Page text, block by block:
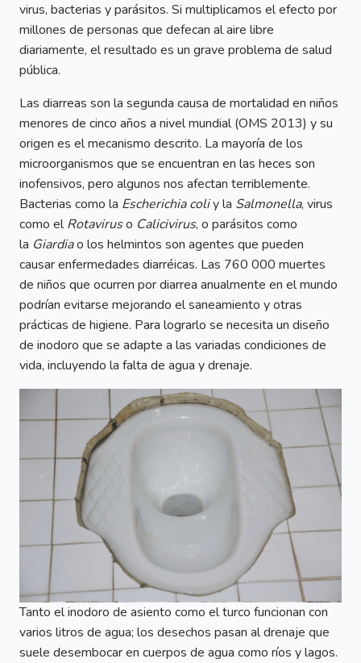
virus, bacterias y parásitos. Si multiplicamos el efecto por
millones de personas que defecan al aire libre
diariamente, el resultado es un grave problema de salud
pública.
Las diarreas son la segunda causa de mortalidad en niños
menores de cinco años a nivel mundial (OMS 2013) y su
origen es el mecanismo descrito. La mayoría de los
microorganismos que se encuentran en las heces son
inofensivos, pero algunos nos afectan terriblemente.
Bacterias como la Escherichia coliy la Salmonella, virus
como elRotaviruso Calicivirus, o parásitos como
la Giardiao los helmintos son agentes que pueden
causar enfermedades diarréicas. Las 760 000 muertes
de niños que ocurren por diarrea anualmente en el mundo
podrían evitarse mejorando el saneamiento y otras
prácticas de higiene. Para lograrlo se necesita un diseño
de inodoro que se adapte a las variadas condiciones de
vida, incluyendo la falta de agua y drenaje.
Tanto el inodoro de asiento como el turco funcionan con
varios litros de agua; los desechos pasan al drenaje que
suele desembocar en cuerpos de agua como ríos y lagos.